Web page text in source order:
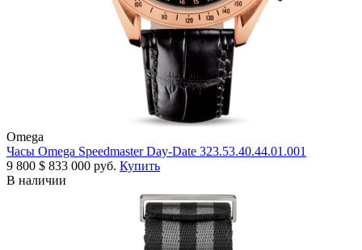
Omega
Часы Omega Speedmaster Day-Date 323.53.40.44.01.001
9 800 $ 833 000 руб. Купить
В наличии